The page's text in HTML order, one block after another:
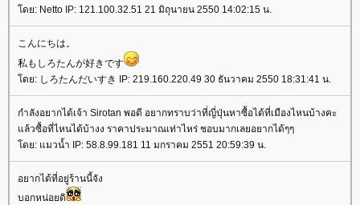
ดย: Netto IP: 121.100.32.51 21 มิถุนายน 2550 14:02:15 น.
こんにちは。
私もしろたんが好きです
ดย: しろたんだいすき IP: 219.160.220.49 30 ธันวาคม 2550 18:31:41 น.
กำลังอยากได้เจ้า Sirotan พอดี อยากทราบว่าที่ญี่ปุ่นหาซื้อได้ที่เมืองไหนบ้างคะ
ล้วซื้อที่ไหนได้บ้างง ราคาประมาณเท่าไหร่ ชอบมากเลยอยากได้ๆๆ
ดย: แมวน้ำ IP: 58.8.99.181 11 มกราคม 2551 20:59:39 น.
อยากได้ที่อยู่ร้านนี้จัง
บอกหน่อยดิ